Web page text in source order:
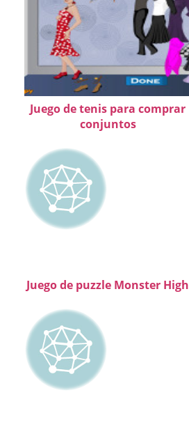
Juego de tenis para comprar
conjuntos
Juego de puzzle Monster High